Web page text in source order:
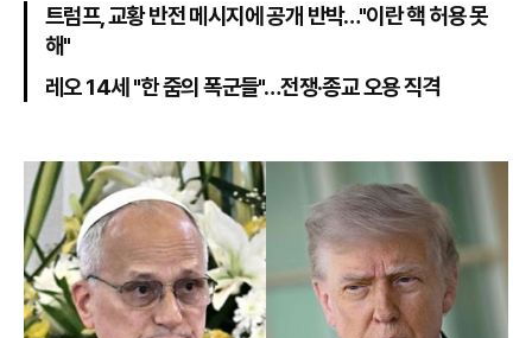
트럼프, 교황 반전 메시지에 공개 반박…"이란 핵 허용 못
해"
레오 14세 "한 줌의 폭군들"…전쟁·종교 오용 직격